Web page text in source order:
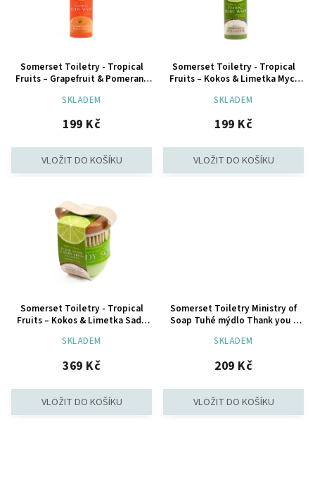
Somerset Toiletry - Tropical
Fruits – Grapefruit & Pomeranč
SKLADEM
199 Kč
Somerset Toiletry - Tropical
Fruits – Kokos & Limetka Mycí
SKLADEM
199 Kč
Somerset Toiletry - Tropical
Fruits – Kokos & Limetka Sada
SKLADEM
369 Kč
Somerset Toiletry Ministry of
Soap Tuhé mýdlo Thank you -
SKLADEM
209 Kč